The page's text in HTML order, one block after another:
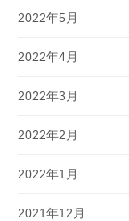
2022年5月
2022年4月
2022年3月
2022年2月
2022年1月
2021年12月